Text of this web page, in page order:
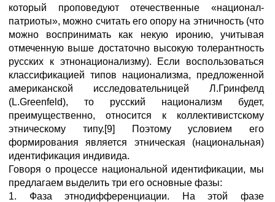
который проповедуют отечественные «национал-
патриоты», можно считать его опору на этничность (что
можно воспринимать как некую иронию, учитывая
отмеченную выше достаточно высокую толерантность
русских к этнонационализму). Если воспользоваться
классификацией типов национализма, предложенной
американской исследовательницей Л.Гринфелд
(L.Greenfeld), то русский национализм будет,
преимущественно, относится к коллективистскому
этническому типу.[9] Поэтому условием его
формирования является этническая (национальная)
идентификация индивида.
Говоря о процессе национальной идентификации, мы
предлагаем выделить три его основные фазы:
1. Фаза этнодифференциации. На этой фазе